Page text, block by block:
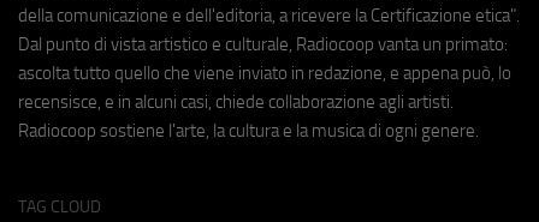
della comunicazione e dell'editoria, a ricevere la Certificazione etica".
Dal punto di vista artistico e culturale, Radiocoop vanta un primato:
ascolta tutto quello che viene inviato in redazione, e appena può, lo
recensisce, e in alcuni casi, chiede collaborazione agli artisti.
Radiocoop sostiene l'arte, la cultura e la musica di ogni genere.
TAG CLOUD